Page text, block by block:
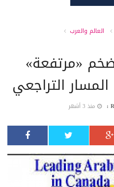
العالم والعرب
«مرتفعة»
التراجعي
منذ 3 أشهر